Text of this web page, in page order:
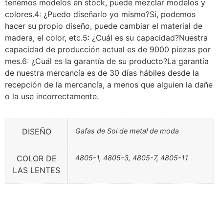
tenemos modelos en stock, puede mezclar modelos y
colores.4: ¿Puedo diseñarlo yo mismo?Sí, podemos
hacer su propio diseño, puede cambiar el material de
madera, el color, etc.5: ¿Cuál es su capacidad?Nuestra
capacidad de producción actual es de 9000 piezas por
mes.6: ¿Cuál es la garantía de su producto?La garantía
de nuestra mercancía es de 30 días hábiles desde la
recepción de la mercancía, a menos que alguien la dañe
o la use incorrectamente.
DISEÑO Gafas de Sol de metal de moda
COLOR DE
LAS LENTES
4805-1, 4805-3, 4805-7, 4805-11